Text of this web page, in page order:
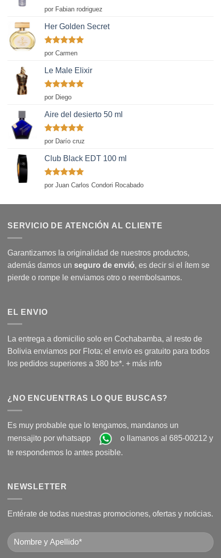
Valorado
con
por Fabian rodriguez
Her Golden Secret
Valorado
con
por Carmen
Le Male Elixir
Valorado
con
de 5
por Diego
Aire del desierto 50 ml
Valorado
con
por Darío cruz
Club Black EDT 100 ml
Valorado
con
por Juan Carlos Condori Rocabado
SERVICIO DE ATENCIÓN AL CLIENTE
Garantizamos la originalidad de nuestros productos,
además damos un seguro de envió, es decir si el ítem se
pierde o rompe le enviamos otro o reembolsamos.
EL ENVIO
La entrega a domicilio solo en Cochabamba, al resto de
Bolivia enviamos por Flota; el envio es gratuito para todos
los pedidos superiores a 380 bs*. + más info
¿NO ENCUENTRAS LO QUE BUSCAS?
Es muy probable que lo tengamos, mandanos un
mensajito por whatsapp
o llamanos al 685-00212 y
te respondemos lo antes posible.
NEWSLETTER
Entérate de todas nuestras promociones, ofertas y noticias.